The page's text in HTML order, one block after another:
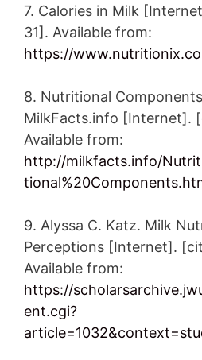
7. Calories in Milk
31]. Available from:
https://
8. Nutritional Components
MilkFacts.info [Internet].
Available from:
http://milkfacts.info/
9. Alyssa C. Katz. Milk
Perceptions [Internet].
Available from:
https://
ent.cgi?